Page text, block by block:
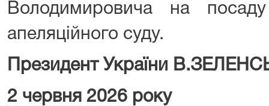
Володимировича на посаду
апеляційного суду.
Президент України
2 червня 2026 року